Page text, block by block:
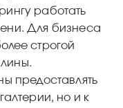
работать
Для бизнеса
строгой
предоставлять
но и к